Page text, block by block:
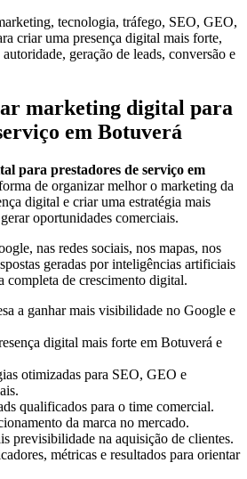
tecnologia, tráfego, SEO, GEO,
criar uma presença digital mais forte,
geração de leads, conversão e
marketing digital para
em Botuverá
para prestadores de serviço em
de organizar melhor o marketing da
digital e criar uma estratégia mais
oportunidades comerciais.
nas redes sociais, nos mapas, nos
geradas por inteligências artificiais
completa de crescimento digital.
a ganhar mais visibilidade no Google e
digital mais forte em Botuverá e
otimizadas para SEO, GEO e
qualificados para o time comercial.
da marca no mercado.
previsibilidade na aquisição de clientes.
métricas e resultados para orientar